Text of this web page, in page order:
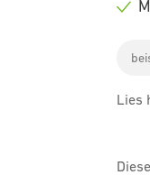
Lies